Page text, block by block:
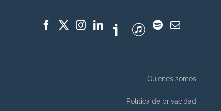
Quiénes somos
Política de privacidad